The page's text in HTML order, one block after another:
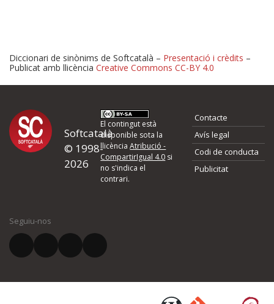
Proposeu-nos millores o
d'errors
Si heu trobat un error o voleu proposar alguna millora, ompliu els
quina és la millora que proposeu o l'error del qual voleu informar-
El vostre correu electrònic *
Diccionari de sinònims de Softcatalà – Presentació i crèdits –
Publicat amb llicència Creative Commons CC-BY 4.0
Softcatalà
© 1998-
2026
El contingut està
disponible sota la
llicènciaAtribució -
CompartirIgual 4.0 si
no s'indica el
contrari.
Contacte
Avís legal
Codi de conducta
Publicitat
Seguiu-nos